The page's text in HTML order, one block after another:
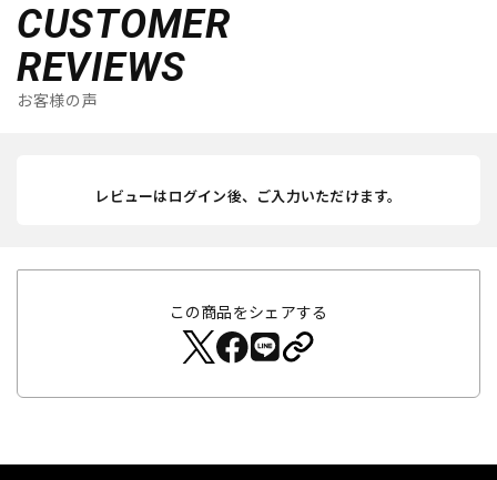
CUSTOMER
REVIEWS
お客様の声
レビューはログイン後、ご入力いただけます。
この商品をシェアする